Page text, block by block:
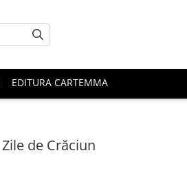
EDITURA CARTEMMA
Zile de Crăciun